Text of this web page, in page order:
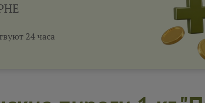
24 часа